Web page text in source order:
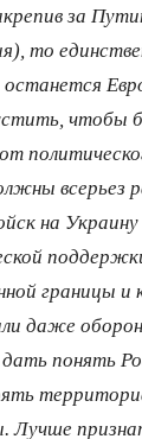
за
то
чтобы
всерьез
на Украину
границы и
даже
понять
Лучше